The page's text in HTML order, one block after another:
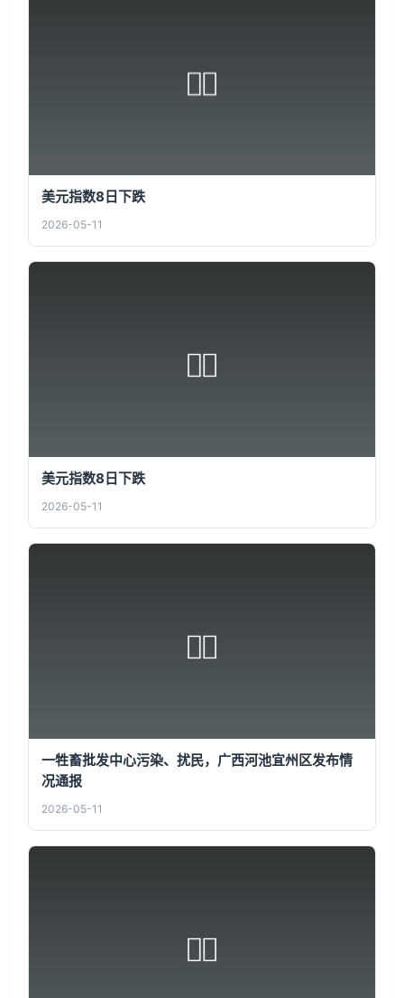
美元指数8日下跌
2026-05-11
美元指数8日下跌
2026-05-11
一牲畜批发中心污染、扰民，广西河池宜州区发布情
况通报
2026-05-11